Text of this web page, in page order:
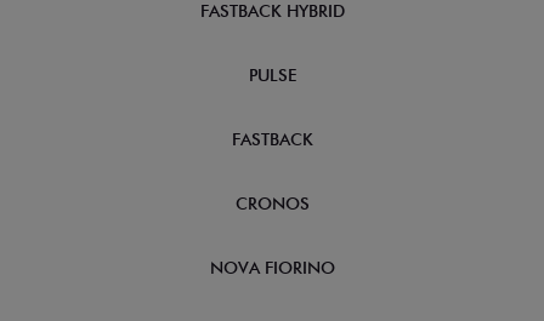
FASTBACK HYBRID
PULSE
FASTBACK
CRONOS
NOVA FIORINO